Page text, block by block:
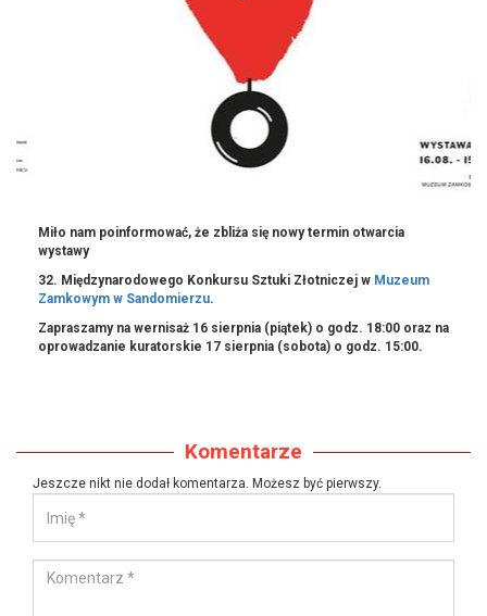
Miło nam poinformować, że zbliża się nowy termin otwarcia
wystawy
32. Międzynarodowego Konkursu Sztuki Złotniczej w Muzeum
Zamkowym w Sandomierzu.
Zapraszamy na wernisaż 16 sierpnia (piątek) o godz. 18:00 oraz na
oprowadzanie kuratorskie 17 sierpnia (sobota) o godz. 15:00.
Komentarze
Jeszcze nikt nie dodał komentarza. Możesz być pierwszy.